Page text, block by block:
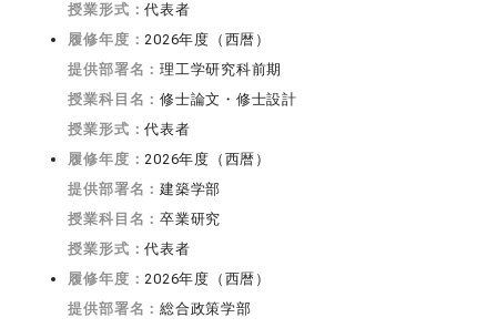
授業形式：代表者
履修年度：2026年度（西暦）
提供部署名：理工学研究科前期
授業科目名：修士論文・修士設計
授業形式：代表者
履修年度：2026年度（西暦）
提供部署名：建築学部
授業科目名：卒業研究
授業形式：代表者
履修年度：2026年度（西暦）
提供部署名：総合政策学部